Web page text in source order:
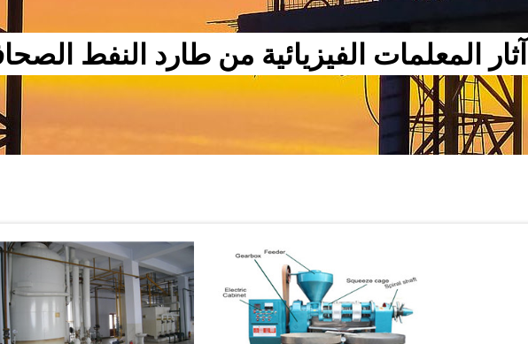
آثار المعلمات الفيزيائية من طارد النفط